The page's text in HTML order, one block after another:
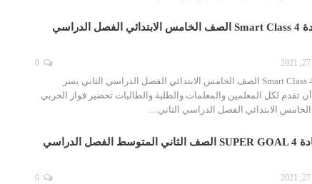
تحضير فواز الحربي مادة Smart Class 4 الصف الخامس الابتدائي الفصل الدراسي
تحضير فواز الحربي مادة Smart Class 4 الصف الخامس الابتدائي الفصل الدراسي الثاني يسر
تقدم لكل المعلمين والمعلمات والطلبة والطالبات تحضير فواز الحربي
تحضير فواز الحربي مادة SUPER GOAL 4 الصف الثاني المتوسط الفصل الدراسي